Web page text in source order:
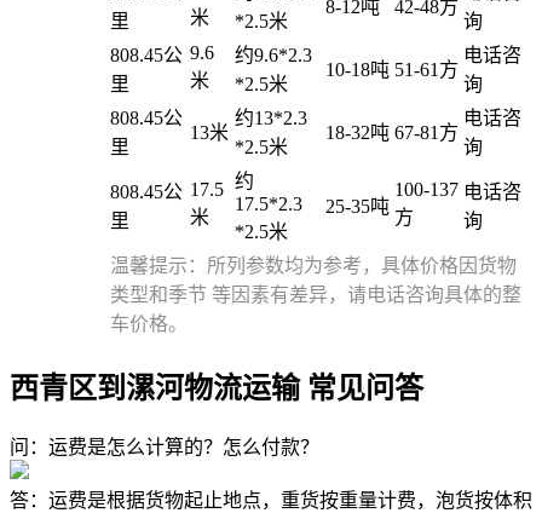
里
米
*2.5米
8-12吨 42-48方
询
808.45公
里
9.6
米
约9.6*2.3
*2.5米
10-18吨 51-61方
电话咨
询
808.45公
里
13米
约13*2.3
*2.5米
18-32吨 67-81方
电话咨
询
808.45公
里
17.5
米
约
17.5*2.3
*2.5米
25-35吨
100-137
方
电话咨
询
温馨提示：所列参数均为参考，具体价格因货物
类型和季节 等因素有差异，请电话咨询具体的整
车价格。
西青区到漯河物流运输 常见问答
问：运费是怎么计算的？怎么付款？
答：运费是根据货物起止地点，重货按重量计费，泡货按体积